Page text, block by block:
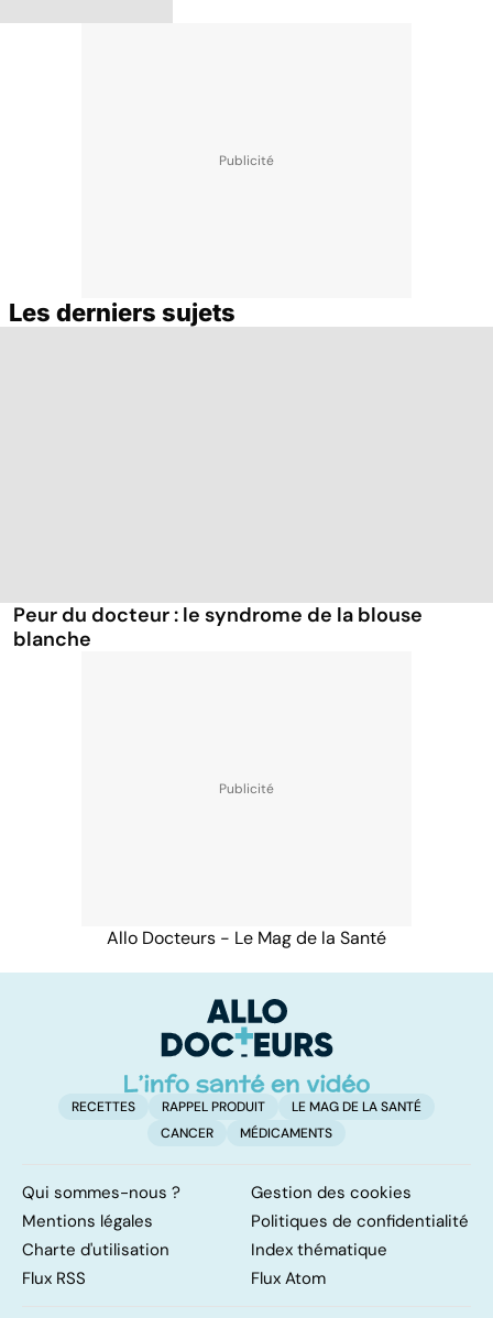
Les derniers sujets
Peur du docteur : le syndrome de la blouse
blanche
Allo Docteurs - Le Mag de la Santé
RECETTES RAPPEL PRODUIT
LE MAG DE LA SANTÉ
CANCER
MÉDICAMENTS
Qui sommes-nous ?
Gestion des cookies
Mentions légales
Politiques de confidentialité
Charte d'utilisation
Index thématique
Flux RSS
Flux Atom